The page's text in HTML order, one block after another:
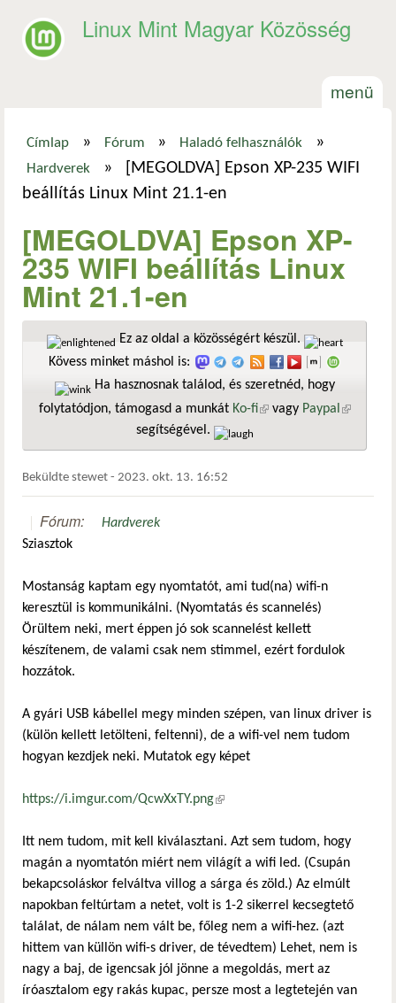
Linux Mint Magyar Közösség
menü
Jelenlegi hely
Címlap » Fórum » Haladó felhasználók »
Hardverek »
[MEGOLDVA] Epson XP-235 WIFI
beállítás Linux Mint 21.1-en
[MEGOLDVA] Epson XP-
235 WIFI beállítás Linux
Mint 21.1-en
Ez az oldal a közösségért készül.
Kövess minket máshol is:
Ha hasznosnak találod, és szeretnéd, hogy
folytatódjon, támogasd a munkát Ko-fi(külső hivatkozás)
vagy Paypal
segítségével.
Beküldte stewet - 2023. okt. 13. 16:52
Fórum:
Hardverek
Sziasztok
Mostanság kaptam egy nyomtatót, ami tud(na) wifi-n
keresztül is kommunikálni. (Nyomtatás és scannelés)
Örültem neki, mert éppen jó sok scannelést kellett
készítenem, de valami csak nem stimmel, ezért fordulok
hozzátok.
A gyári USB kábellel megy minden szépen, van linux driver is
(külön kellett letölteni, feltenni), de a wifi-vel nem tudom
hogyan kezdjek neki. Mutatok egy képet
https://i.imgur.com/QcwXxTY.png(külső hivatkozás)
Itt nem tudom, mit kell kiválasztani. Azt sem tudom, hogy
magán a nyomtatón miért nem világít a wifi led. (Csupán
bekapcsoláskor felváltva villog a sárga és zöld.) Az elmúlt
napokban feltúrtam a netet, volt is 1-2 sikerrel kecsegtető
találat, de nálam nem vált be, főleg nem a wifi-hez. (azt
hittem van küllön wifi-s driver, de tévedtem) Lehet, nem is
nagy a baj, de igencsak jól jönne a megoldás, mert az
íróasztalom egy rakás kupac, persze most a legtetején van